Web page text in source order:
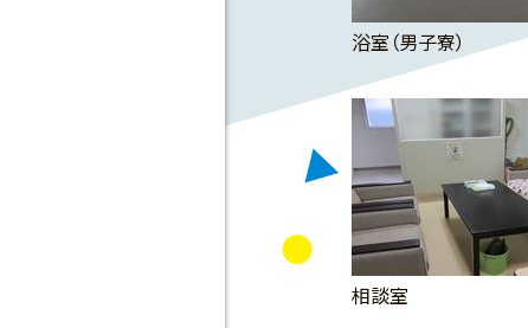
浴室（男子寮）
相談室